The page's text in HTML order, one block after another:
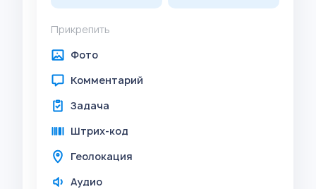
Прикрепить
Фото
Комментарий
Задача
Штрих-код
Геолокация
Аудио